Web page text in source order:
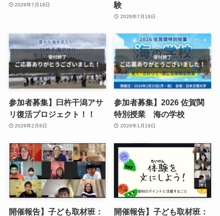
2026年7月18日
験
2026年7月18日
参加者募集】臼杵干潟アサ
リ復活プロジェクト！！
2026年2月6日
参加者募集】2026 佐賀関
特別授業 海の学校
2026年1月19日
開催報告】子ども取材班：
開催報告】子ども取材班：